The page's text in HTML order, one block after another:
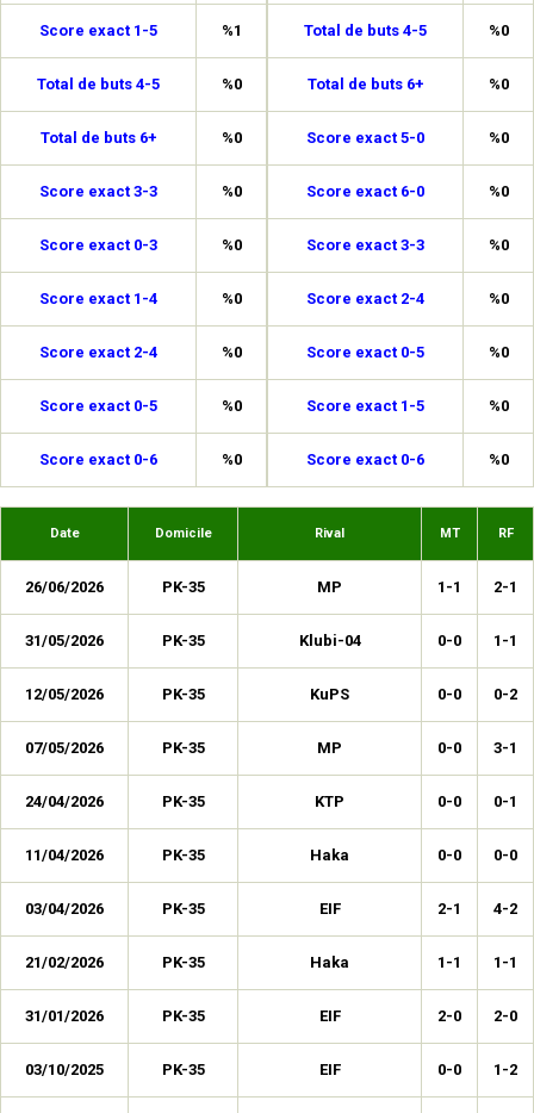
Score exact 1-5 %1
Total de buts 4-5 %0
Total de buts 6+ %0
Score exact 3-3 %0
Score exact 0-3 %0
Score exact 1-4 %0
Score exact 2-4 %0
Score exact 0-5 %0
Score exact 0-6 %0
Total de buts 4-5 %0
Total de buts 6+ %0
Score exact 5-0 %0
Score exact 6-0 %0
Score exact 3-3 %0
Score exact 2-4 %0
Score exact 0-5 %0
Score exact 1-5 %0
Score exact 0-6 %0
Date Domicile Rival MT RF
26/06/2026 PK-35 MP 1-1 2-1
31/05/2026 PK-35 Klubi-04 0-0 1-1
12/05/2026 PK-35 KuPS 0-0 0-2
07/05/2026 PK-35 MP 0-0 3-1
24/04/2026 PK-35 KTP 0-0 0-1
11/04/2026 PK-35 Haka 0-0 0-0
03/04/2026 PK-35 EIF 2-1 4-2
21/02/2026 PK-35 Haka 1-1 1-1
31/01/2026 PK-35 EIF 2-0 2-0
03/10/2025 PK-35 EIF 0-0 1-2